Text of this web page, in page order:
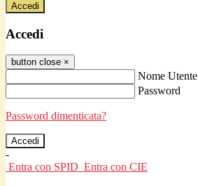
Accedi
Accedi
button close ×
Nome Utente
Password
Password dimenticata?
-
Entra con SPID Entra con CIE